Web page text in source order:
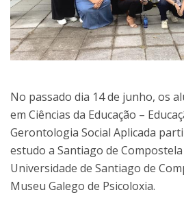
No passado dia 14 de junho, os
em Ciências da Educação –
Gerontologia Social Aplicada
estudo a Santiago de
Universidade de Santiago de
Museu Galego de Psicoloxia.